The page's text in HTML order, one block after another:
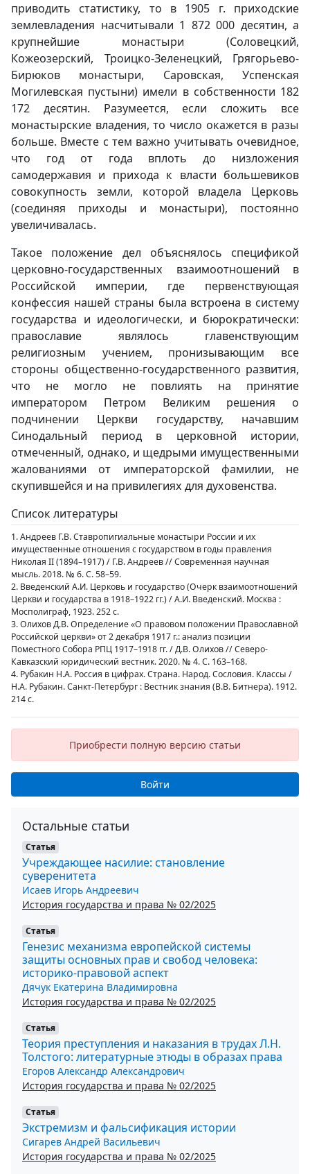
приводить статистику, то в 1905 г. приходские
землевладения насчитывали 1 872 000 десятин, а
крупнейшие монастыри (Соловецкий,
Кожеозерский, Троицко-Зеленецкий, Грягорьево-
Бирюков монастыри, Саровская, Успенская
Могилевская пустыни) имели в собственности 182
172 десятин. Разумеется, если сложить все
монастырские владения, то число окажется в разы
больше. Вместе с тем важно учитывать очевидное,
что год от года вплоть до низложения
самодержавия и прихода к власти большевиков
совокупность земли, которой владела Церковь
(соединяя приходы и монастыри), постоянно
увеличивалась.
Такое положение дел объяснялось спецификой
церковно-государственных взаимоотношений в
Российской империи, где первенствующая
конфессия нашей страны была встроена в систему
государства и идеологически, и бюрократически:
православие являлось главенствующим
религиозным учением, пронизывающим все
стороны общественно-государственного развития,
что не могло не повлиять на принятие
императором Петром Великим решения о
подчинении Церкви государству, начавшим
Синодальный период в церковной истории,
отмеченный, однако, и щедрыми имущественными
жалованиями от императорской фамилии, не
скупившейся и на привилегиях для духовенства.
Список литературы
1. Андреев Г.В. Ставропигиальные монастыри России и их
имущественные отношения с государством в годы правления
Николая II (1894–1917) / Г.В. Андреев // Современная научная
мысль. 2018. № 6. С. 58–59.
2. Введенский А.И. Церковь и государство (Очерк взаимоотношений
Церкви и государства в 1918–1922 гг.) / А.И. Введенский. Москва :
Мосполиграф, 1923. 252 с.
3. Олихов Д.В. Определение «О правовом положении Православной
Российской церкви» от 2 декабря 1917 г.: анализ позиции
Поместного Собора РПЦ 1917–1918 гг. / Д.В. Олихов // Северо-
Кавказский юридический вестник. 2020. № 4. С. 163–168.
4. Рубакин Н.А. Россия в цифрах. Страна. Народ. Сословия. Классы /
Н.А. Рубакин. Санкт-Петербург : Вестник знания (В.В. Битнера). 1912.
214 с.
Приобрести полную версию статьи
Войти
Остальные статьи
Статья
Учреждающее насилие: становление
суверенитета
Исаев Игорь Андреевич
История государства и права № 02/2025
Статья
Генезис механизма европейской системы
защиты основных прав и свобод человека:
историко-правовой аспект
Дячук Екатерина Владимировна
История государства и права № 02/2025
Статья
Теория преступления и наказания в трудах Л.Н.
Толстого: литературные этюды в образах права
Егоров Александр Александрович
История государства и права № 02/2025
Статья
Экстремизм и фальсификация истории
Сигарев Андрей Васильевич
История государства и права № 02/2025